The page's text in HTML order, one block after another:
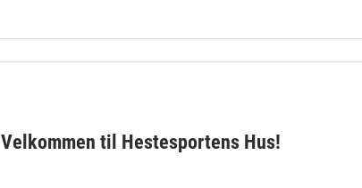
Velkommen til Hestesportens Hus!